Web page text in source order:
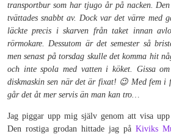
transportbur som har tjugo år på nacken.
tvättades snabbt av. Dock var det värre med
läckte precis i skarven från taket innan
rörmokare. Dessutom är det semester så
men senast på torsdag skulle det komma hit
och inte spola med vatten i köket. Gissa
diskmaskin sen när det är fixat! 😉 Med fem i
går det åt mer servis än man kan tro…
Jag piggar upp mig själv genom att visa
Den rostiga grodan hittade jag på Kiviks